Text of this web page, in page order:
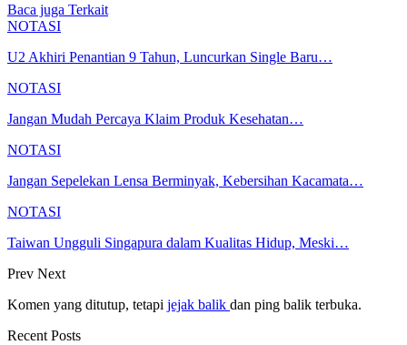
Baca juga Terkait
NOTASI
U2 Akhiri Penantian 9 Tahun, Luncurkan Single Baru…
NOTASI
Jangan Mudah Percaya Klaim Produk Kesehatan…
NOTASI
Jangan Sepelekan Lensa Berminyak, Kebersihan Kacamata…
NOTASI
Taiwan Ungguli Singapura dalam Kualitas Hidup, Meski…
Prev Next
Komen yang ditutup, tetapi jejak balik dan ping balik terbuka.
Recent Posts